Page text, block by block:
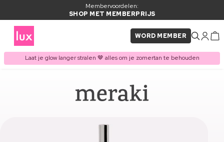
Membervoordelen:
SHOP MET MEMBERPRIJS
WORD MEMBER
Laat je glow langer stralen 🤎 alles om je zomertan te behouden